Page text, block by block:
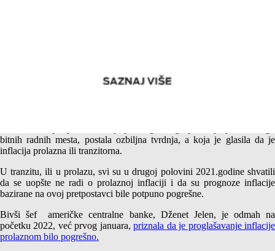
Prognoza inflacije u 2023 – Približavanje Bosne i eurozone?
bitnih radnih mesta, postala ozbiljna tvrdnja, a koja je glasila da je
inflacija prolazna ili tranzitorna.
U tranzitu, ili u prolazu, svi su u drugoj polovini 2021.godine shvatili
da se uopšte ne radi o prolaznoj inflaciji i da su prognoze inflacije
bazirane na ovoj pretpostavci bile potpuno pogrešne.
Bivši šef američke centralne banke, Dženet Jelen, je odmah na
početku 2022, već prvog januara,priznala da je proglašavanje inflacije
prolaznom bilo pogrešno.